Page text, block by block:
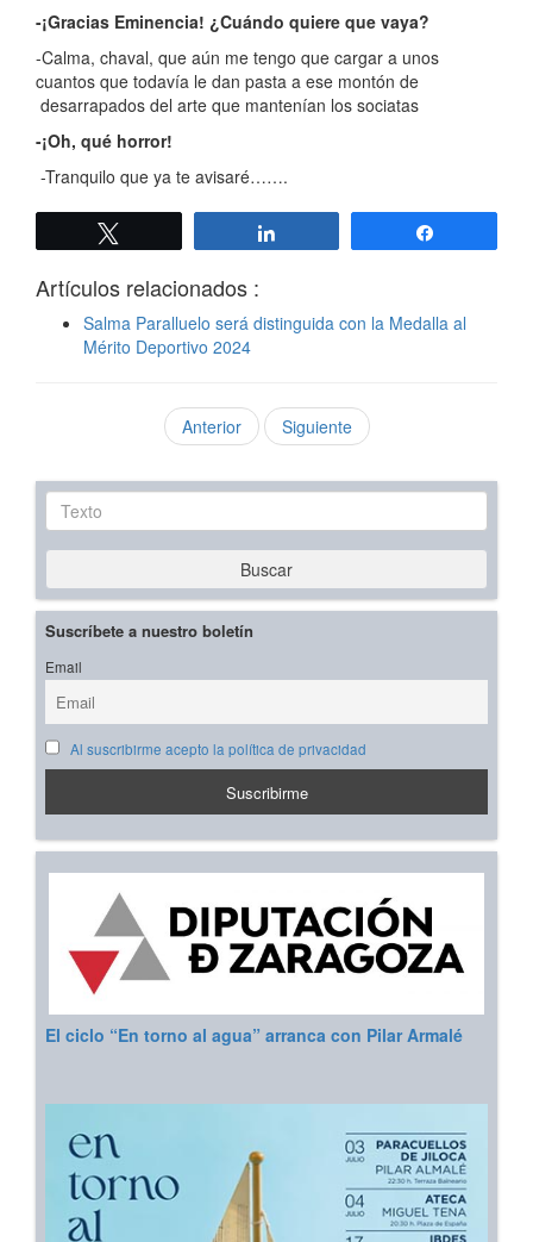
-¡Gracias Eminencia! ¿Cuándo quiere que vaya?
-Calma, chaval, que aún me tengo que cargar a unos
cuantos que todavía le dan pasta a ese montón de
desarrapados del arte que mantenían los sociatas
-¡Oh, qué horror!
-Tranquilo que ya te avisaré…….
Artículos relacionados :
Salma Paralluelo será distinguida con la Medalla al
Mérito Deportivo 2024
Anterior Siguiente
Texto
Buscar
Suscríbete a nuestro boletín
Email
Al suscribirme acepto la política de privacidad
El ciclo “En torno al agua” arranca con Pilar Armalé